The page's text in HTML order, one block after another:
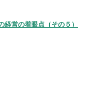
営の着眼点（その５）